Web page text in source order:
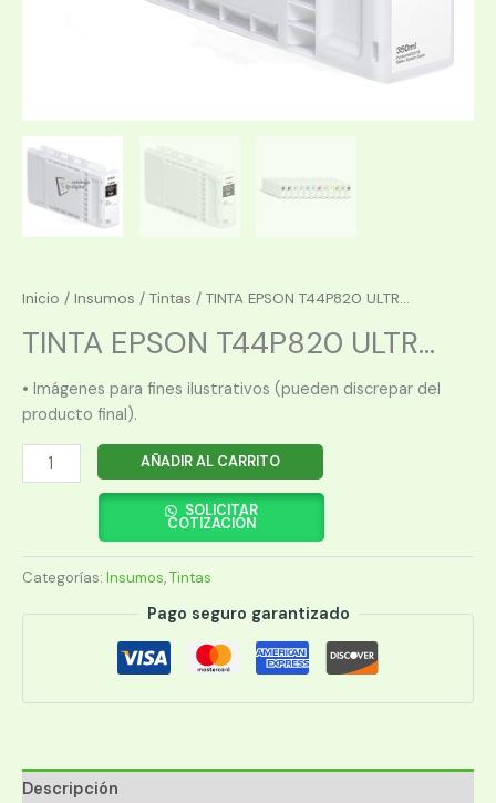
Inicio / Insumos / Tintas / TINTA EPSON T44P820 ULTR...
TINTA EPSON T44P820 ULTR...
• Imágenes para fines ilustrativos (pueden discrepar del
producto final).
TINTA
EPSON
PRO
12
AÑADIR AL CARRITO
SOLICITAR
COTIZACIÓN
Categorías: Insumos,Tintas
Pago seguro garantizado
Descripción